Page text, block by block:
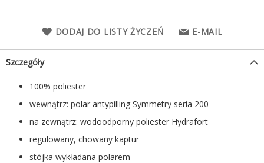
DODAJ DO LISTY ŻYCZEŃ E-MAIL
Szczegóły
100% poliester
wewnątrz: polar antypilling Symmetry seria 200
na zewnątrz: wodoodporny poliester Hydrafort
regulowany, chowany kaptur
stójka wykładana polarem